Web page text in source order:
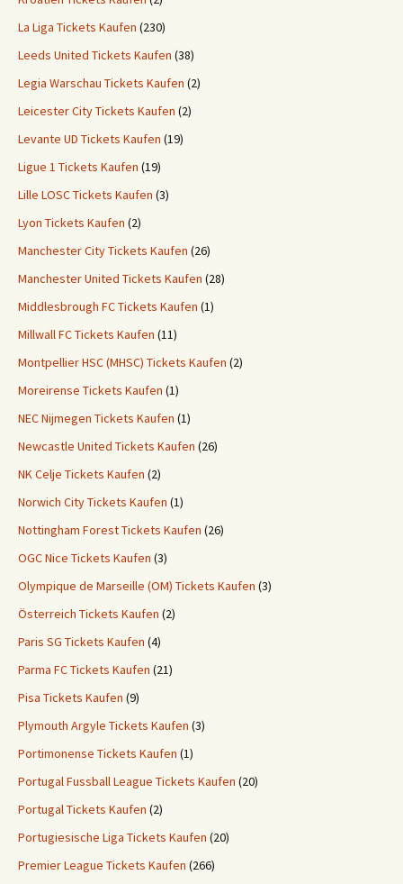
La Liga Tickets Kaufen (230)
Leeds United Tickets Kaufen (38)
Legia Warschau Tickets Kaufen (2)
Leicester City Tickets Kaufen (2)
Levante UD Tickets Kaufen (19)
Ligue 1 Tickets Kaufen (19)
Lille LOSC Tickets Kaufen (3)
Lyon Tickets Kaufen (2)
Manchester City Tickets Kaufen (26)
Manchester United Tickets Kaufen (28)
Middlesbrough FC Tickets Kaufen (1)
Millwall FC Tickets Kaufen (11)
Montpellier HSC (MHSC) Tickets Kaufen (2)
Moreirense Tickets Kaufen (1)
NEC Nijmegen Tickets Kaufen (1)
Newcastle United Tickets Kaufen (26)
NK Celje Tickets Kaufen (2)
Norwich City Tickets Kaufen (1)
Nottingham Forest Tickets Kaufen (26)
OGC Nice Tickets Kaufen (3)
Olympique de Marseille (OM) Tickets Kaufen (3)
Österreich Tickets Kaufen (2)
Paris SG Tickets Kaufen (4)
Parma FC Tickets Kaufen (21)
Pisa Tickets Kaufen (9)
Plymouth Argyle Tickets Kaufen (3)
Portimonense Tickets Kaufen (1)
Portugal Fussball League Tickets Kaufen (20)
Portugal Tickets Kaufen (2)
Portugiesische Liga Tickets Kaufen (20)
Premier League Tickets Kaufen (266)